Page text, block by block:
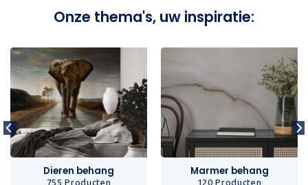
Onze thema's, uw inspiratie:
Dieren behang
755 Producten
Marmer behang
120 Producten